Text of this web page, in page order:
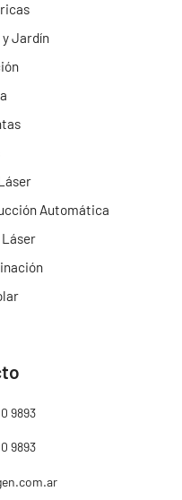
y Jardín
Automática
9893
9893